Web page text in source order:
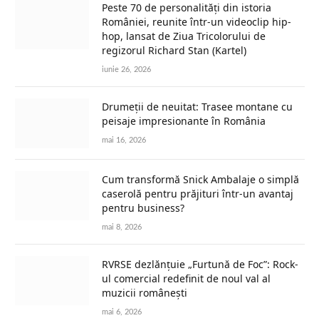
Peste 70 de personalități din istoria
României, reunite într-un videoclip hip-
hop, lansat de Ziua Tricolorului de
regizorul Richard Stan (Kartel)
iunie 26, 2026
Drumeții de neuitat: Trasee montane cu
peisaje impresionante în România
mai 16, 2026
Cum transformă Snick Ambalaje o simplă
caserolă pentru prăjituri într-un avantaj
pentru business?
mai 8, 2026
RVRSE dezlănțuie „Furtună de Foc”: Rock-
ul comercial redefinit de noul val al
muzicii românești
mai 6, 2026